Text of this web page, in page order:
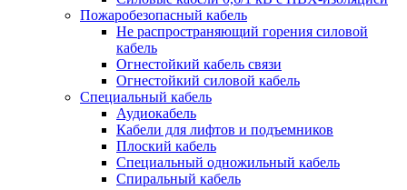
Пожаробезопасный кабель
Не распространяющий горения силовой
кабель
Огнестойкий кабель связи
Огнестойкий силовой кабель
Специальный кабель
Аудиокабель
Кабели для лифтов и подъемников
Плоский кабель
Специальный одножильный кабель
Спиральный кабель